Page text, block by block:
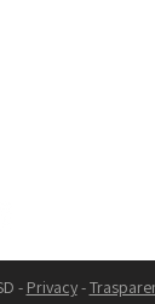
- Privacy-